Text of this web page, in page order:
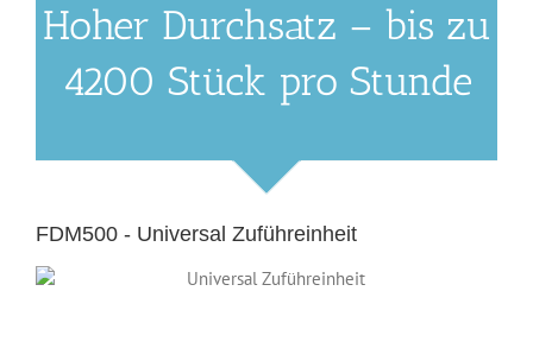
Hoher Durchsatz – bis zu
4200 Stück pro Stunde
FDM500 - Universal Zuführeinheit